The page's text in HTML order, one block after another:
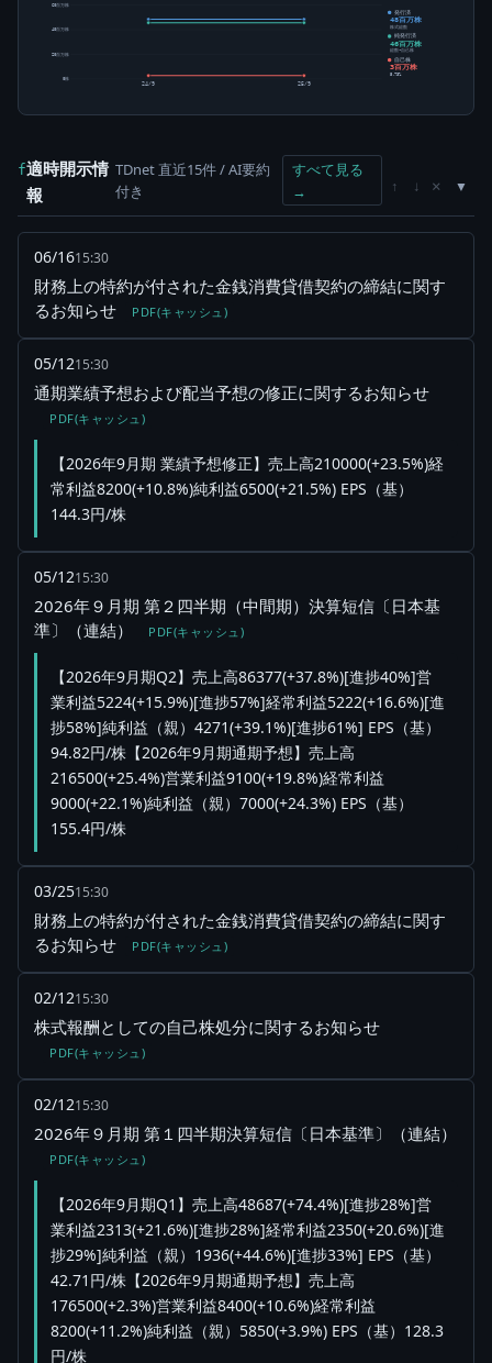
0株
20百万株
40百万株
60百万株
24/9 25/9
発行済
48百万株
株式総数
純発行済
46百万株
総数-自己株
自己株
3百万株
5.73%
f適時開示情
報
TDnet 直近15件 / AI要約
付き
すべて見る
→
↑ ↓ ×
06/1615:30
財務上の特約が付された金銭消費貸借契約の締結に関す
るお知らせ
PDF(キャッシュ)
05/1215:30
通期業績予想および配当予想の修正に関するお知らせ
PDF(キャッシュ)
【2026年9月期 業績予想修正】売上高210000(+23.5%)経
常利益8200(+10.8%)純利益6500(+21.5%) EPS（基）
144.3円/株
05/1215:30
2026年９月期 第２四半期（中間期）決算短信〔日本基
準〕（連結）
PDF(キャッシュ)
【2026年9月期Q2】売上高86377(+37.8%)[進捗40%]営
業利益5224(+15.9%)[進捗57%]経常利益5222(+16.6%)[進
捗58%]純利益（親）4271(+39.1%)[進捗61%] EPS（基）
94.82円/株【2026年9月期通期予想】売上高
216500(+25.4%)営業利益9100(+19.8%)経常利益
9000(+22.1%)純利益（親）7000(+24.3%) EPS（基）
155.4円/株
03/2515:30
財務上の特約が付された金銭消費貸借契約の締結に関す
るお知らせ
PDF(キャッシュ)
02/1215:30
株式報酬としての自己株処分に関するお知らせ
PDF(キャッシュ)
02/1215:30
2026年９月期 第１四半期決算短信〔日本基準〕（連結）
PDF(キャッシュ)
【2026年9月期Q1】売上高48687(+74.4%)[進捗28%]営
業利益2313(+21.6%)[進捗28%]経常利益2350(+20.6%)[進
捗29%]純利益（親）1936(+44.6%)[進捗33%] EPS（基）
42.71円/株【2026年9月期通期予想】売上高
176500(+2.3%)営業利益8400(+10.6%)経常利益
8200(+11.2%)純利益（親）5850(+3.9%) EPS（基）128.3
円/株